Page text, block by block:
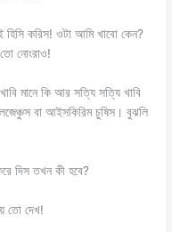
করিস! ওটা আমি খাবো কেন?
নোংরাও!
মানে কি আর সত্যি সত্যি খাবি
বা আইসকিরিম চুষিস। বুঝলি
দিস তখন কী হবে?
তো দেখ!